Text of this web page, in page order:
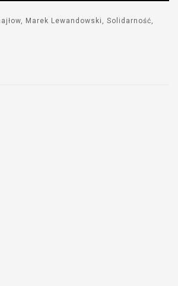
Marek Lewandowski
Solidarność